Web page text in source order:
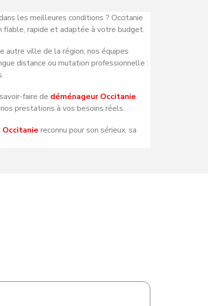
les meilleures conditions ? Occitanie
rapide et adaptée à votre budget.
autre ville de la région, nos équipes
distance ou mutation professionnelle :
faire de déménageur Occitanie.
prestations à vos besoins réels.
Occitanie reconnu pour son sérieux, sa